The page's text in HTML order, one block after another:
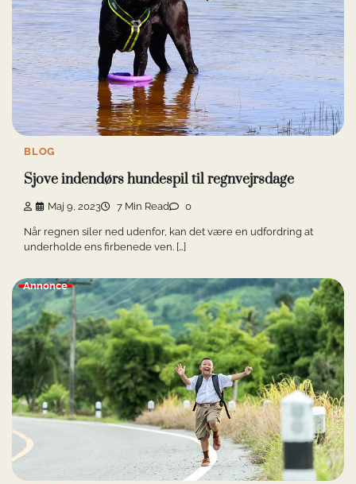
BLOG
Sjove indendørs hundespil til regnvejrsdage
Maj 9, 2023 7 Min Read 0
Når regnen siler ned udenfor, kan det være en udfordring at
underholde ens firbenede ven. […]
Annonce